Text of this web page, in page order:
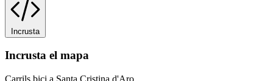
Incrusta
Incrusta el mapa
Carrils bici a Santa Cristina d'Aro